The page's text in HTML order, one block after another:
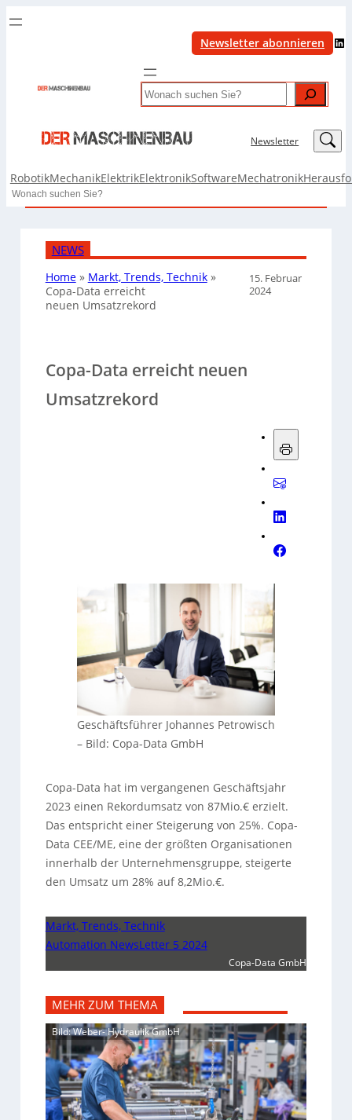
Newsletter abonnieren LinkedIn
Search
Newsletter LinkedIn
RobotikMechanikElektrikElektronikSoftwareMechatronik
Search
NEWS
Home» Markt, Trends, Technik»
Copa-Data erreicht
neuen Umsatzrekord
15. Februar
2024
Copa-Data erreicht neuen
Umsatzrekord
Geschäftsführer Johannes Petrowisch
– Bild: Copa-Data GmbH
Copa-Data hat im vergangenen Geschäftsjahr
2023 einen Rekordumsatz von 87Mio.€ erzielt.
Das entspricht einer Steigerung von 25%. Copa-
Data CEE/ME, eine der größten Organisationen
innerhalb der Unternehmensgruppe, steigerte
den Umsatz um 28% auf 8,2Mio.€.
Markt, Trends, Technik
Automation NewsLetter 5 2024
Copa-Data GmbH
MEHR ZUM THEMA
Bild: Weber- Hydraulik GmbH